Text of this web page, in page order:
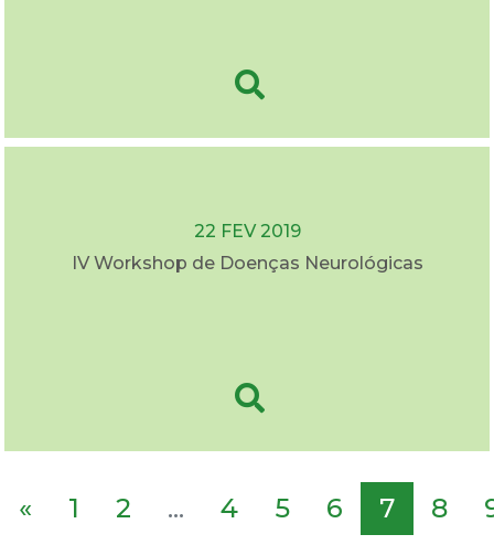
22 FEV 2019
IV Workshop de Doenças Neurológicas
« 1 2 ... 4 5 6 7 8